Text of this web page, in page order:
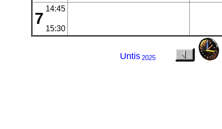
7
14:45
15:30
Untis 2025